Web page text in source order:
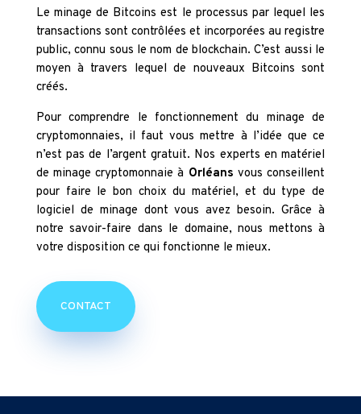
Le minage de Bitcoins est le processus par lequel les
transactions sont contrôlées et incorporées au registre
public, connu sous le nom de blockchain. C’est aussi le
moyen à travers lequel de nouveaux Bitcoins sont
créés.
Pour comprendre le fonctionnement du minage de
cryptomonnaies, il faut vous mettre à l’idée que ce
n’est pas de l’argent gratuit. Nos experts en matériel
de minage cryptomonnaie à Orléans vous conseillent
pour faire le bon choix du matériel, et du type de
logiciel de minage dont vous avez besoin. Grâce à
notre savoir-faire dans le domaine, nous mettons à
votre disposition ce qui fonctionne le mieux.
CONTACT